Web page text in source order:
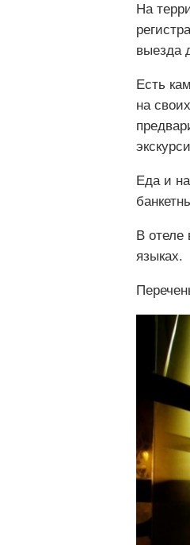
На
выезда
Есть
на
Еда и
В отеле
языках.